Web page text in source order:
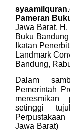
Pameran
Jawa Barat, H.
Buku
Ikatan
Landmark
Bandung,
Dalam
Pemerintah
meresmikan
setinggi
Jawa Barat)